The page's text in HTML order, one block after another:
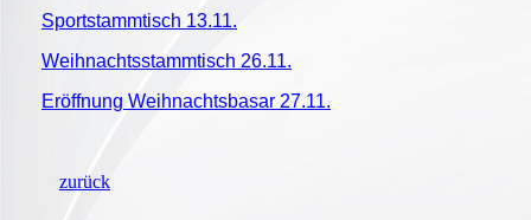
Sportstammtisch 13.11.
Weihnachtsstammtisch 26.11.
Eröffnung Weihnachtsbasar 27.11.
zurück